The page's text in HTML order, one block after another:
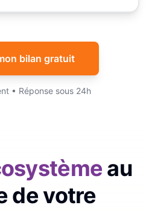
bilan gratuit
• Réponse sous 24h
au
de votre